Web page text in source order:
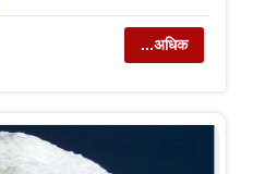
...अधिक